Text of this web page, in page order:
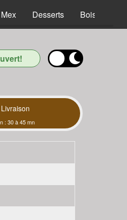
Desserts Boissons
Livraison
: 30 à 45 mn